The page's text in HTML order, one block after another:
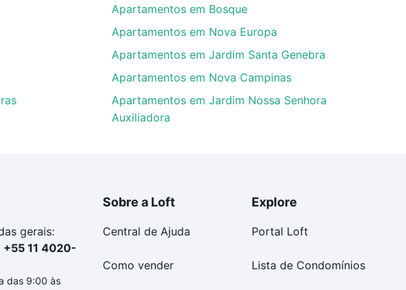
a gente para comprar o imóvel dos seus sonhos com segurança e
Apartamentos em Bosque
Apartamentos em Nova Europa
Apartamentos em Jardim Santa Genebra
Apartamentos em Nova Campinas
Apartamentos em Jardim Nossa Senhora
Auxiliadora
gerais:
11 4020-
das 9:00 às
Sobre a Loft
Central de Ajuda
Como vender
Explore
Portal Loft
Lista de Condomínios